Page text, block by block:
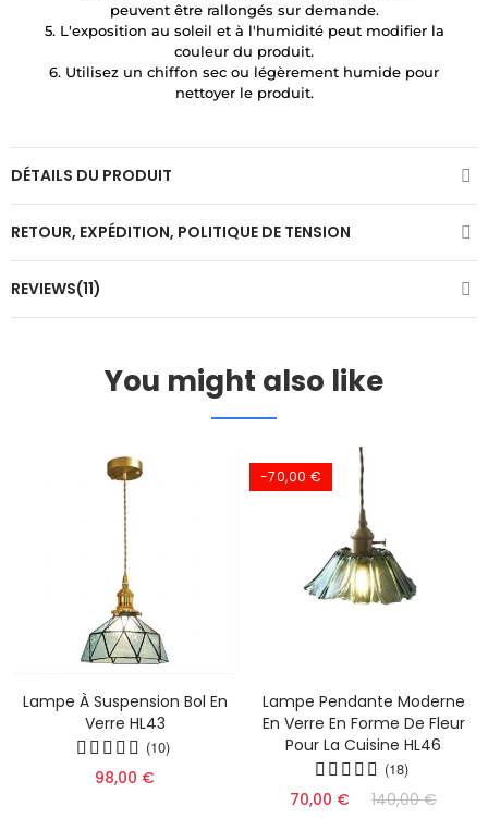
peuvent être rallongés sur demande.
5. L'exposition au soleil et à l'humidité peut modifier la
couleur du produit.
6. Utilisez un chiffon sec ou légèrement humide pour
nettoyer le produit.
DÉTAILS DU PRODUIT
RETOUR, EXPÉDITION, POLITIQUE DE TENSION
REVIEWS(11)
You might also like
Lampe À Suspension Bol En
Verre HL43
(10)
98,00 €
-70,00 €
Lampe Pendante Moderne
En Verre En Forme De Fleur
Pour La Cuisine HL46
(18)
70,00 € 140,00 €